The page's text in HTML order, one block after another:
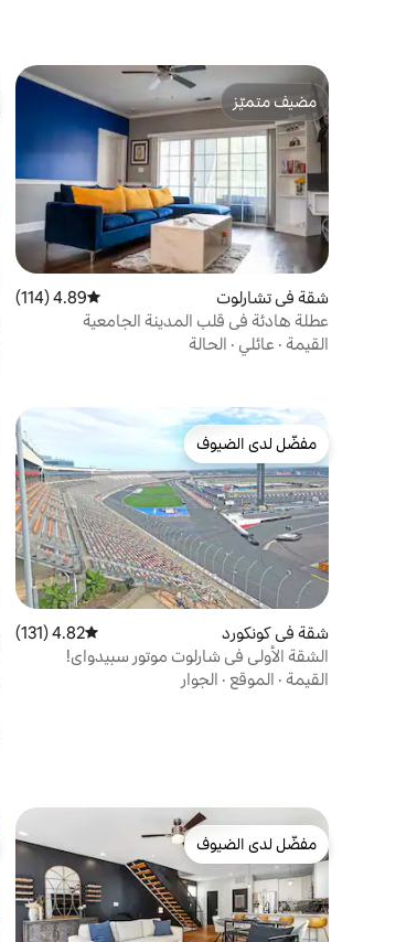
مضيف متميّز
مضيف متميّز
شقة في تشارلوت متوسط التقييم 4.89 من 5، 114 مراجعات
4.89 (114)
عطلة هادئة في قلب المدينة الجامعية
القيمة · عائلي · الحالة
مفضّل لدى الضيوف
مفضّل لدى الضيوف
شقة في كونكورد متوسط التقييم 4.82 من 5، 131 مراجعات
4.82 (131)
الشقة الأولى في شارلوت موتور سبيدواي!
القيمة · الموقع · الجوار
مفضّل لدى الضيوف
مفضّل لدى الضيوف